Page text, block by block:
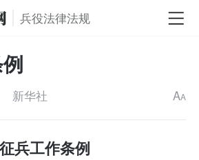
兵役法律法规
新华社 AA
征兵工作条例